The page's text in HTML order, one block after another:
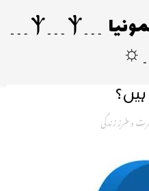
Ⲯ﹍︿﹍︿﹍ الکمونیا ﹍Ⲯ﹍Ⲯ﹍
و طرزِ زندگی